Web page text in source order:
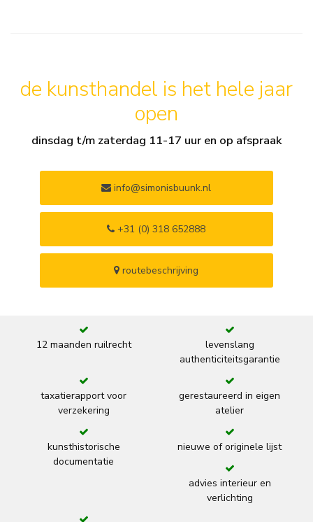
de kunsthandel is het hele jaar
open
dinsdag t/m zaterdag 11-17 uur en op afspraak
info@simonisbuunk.nl
+31 (0) 318 652888
routebeschrijving
12 maanden ruilrecht
levenslang
authenticiteitsgarantie
taxatierapport voor
verzekering
gerestaureerd in eigen
atelier
kunsthistorische
documentatie
nieuwe of originele lijst
advies interieur en
verlichting